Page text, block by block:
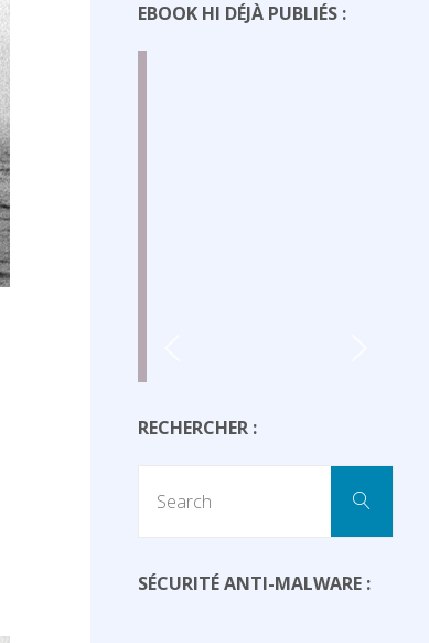
EBOOK HI DÉJÀ PUBLIÉS :
RECHERCHER :
Search
SÉCURITÉ ANTI-MALWARE :